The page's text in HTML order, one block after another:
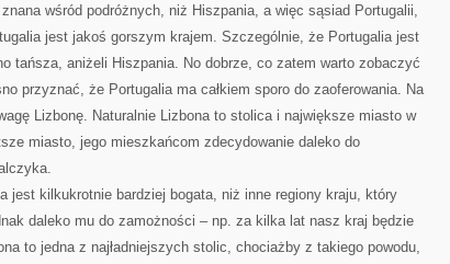
wśród podróżnych, niż Hiszpania, a więc sąsiad Portugalii,
jest jakoś gorszym krajem. Szczególnie, że Portugalia jest
tańsza, aniżeli Hiszpania. No dobrze, co zatem warto zobaczyć
przyznać, że Portugalia ma całkiem sporo do zaoferowania. Na
Lizbonę. Naturalnie Lizbona to stolica i największe miasto w
miasto, jego mieszkańcom zdecydowanie daleko do
jest kilkukrotnie bardziej bogata, niż inne regiony kraju, który
daleko mu do zamożności – np. za kilka lat nasz kraj będzie
to jedna z najładniejszych stolic, chociażby z takiego powodu,